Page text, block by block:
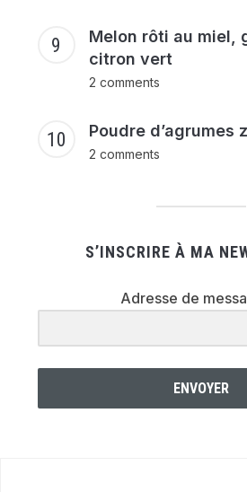
Melon rôti au miel,
citron vert
2 comments
Poudre d’agrumes
2 comments
S’INSCRIRE À MA
Adresse de
ENVOYER